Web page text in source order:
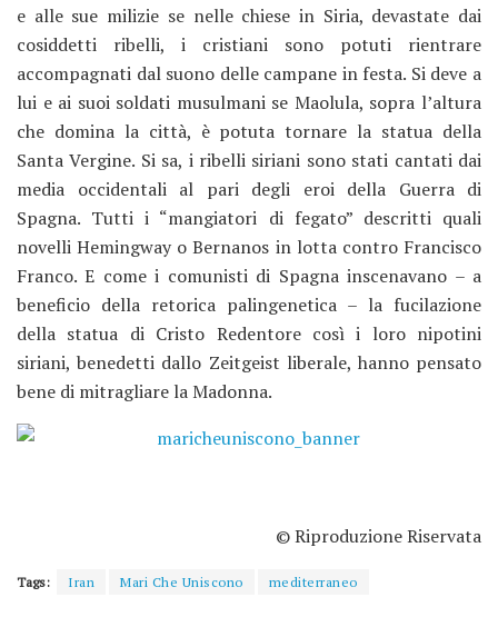
e alle sue milizie se nelle chiese in Siria, devastate dai
cosiddetti ribelli, i cristiani sono potuti rientrare
accompagnati dal suono delle campane in festa. Si deve a
lui e ai suoi soldati musulmani se Maolula, sopra l’altura
che domina la città, è potuta tornare la statua della
Santa Vergine. Si sa, i ribelli siriani sono stati cantati dai
media occidentali al pari degli eroi della Guerra di
Spagna. Tutti i “mangiatori di fegato” descritti quali
novelli Hemingway o Bernanos in lotta contro Francisco
Franco. E come i comunisti di Spagna inscenavano – a
beneficio della retorica palingenetica – la fucilazione
della statua di Cristo Redentore così i loro nipotini
siriani, benedetti dallo Zeitgeist liberale, hanno pensato
bene di mitragliare la Madonna.
© Riproduzione Riservata
Tags: Iran Mari Che Uniscono mediterraneo